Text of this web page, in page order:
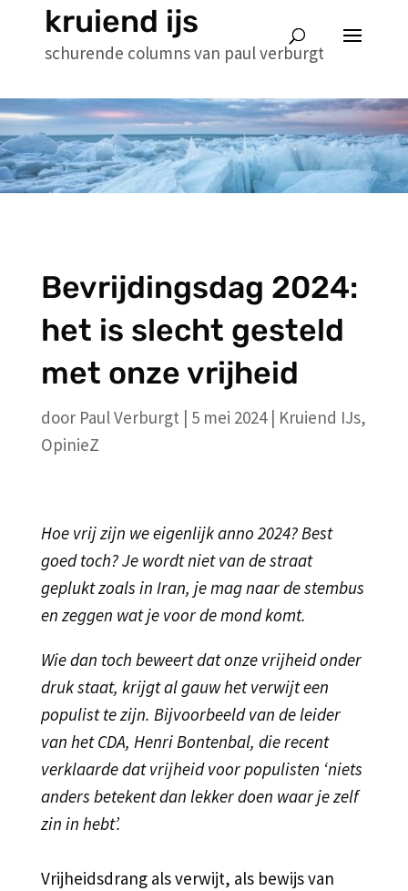
kruiend ijs
schurende columns van paul verburgt
Bevrijdingsdag 2024:
het is slecht gesteld
met onze vrijheid
door Paul Verburgt | 5 mei 2024| Kruiend IJs,
OpinieZ
Hoe vrij zijn we eigenlijk anno 2024? Best
goed toch? Je wordt niet van de straat
geplukt zoals in Iran, je mag naar de stembus
en zeggen wat je voor de mond komt.
Wie dan toch beweert dat onze vrijheid onder
druk staat, krijgt al gauw het verwijt een
populist te zijn. Bijvoorbeeld van de leider
van het CDA, Henri Bontenbal, die recent
verklaarde dat vrijheid voor populisten ‘niets
anders betekent dan lekker doen waar je zelf
zin in hebt’.
Vrijheidsdrang als verwijt, als bewijs van